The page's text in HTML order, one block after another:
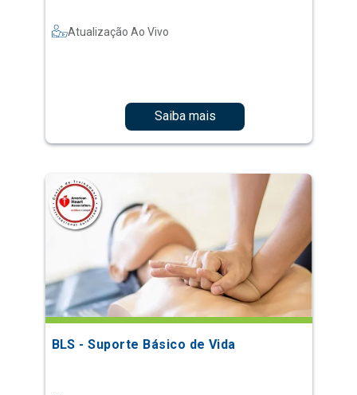
Atualização Ao Vivo
Saiba mais
BLS - Suporte Básico de Vida